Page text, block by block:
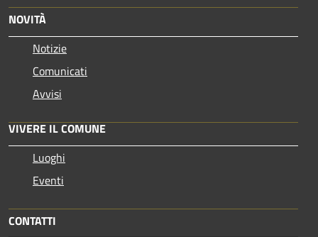
NOVITÀ
Notizie
Comunicati
Avvisi
VIVERE IL COMUNE
Luoghi
Eventi
CONTATTI